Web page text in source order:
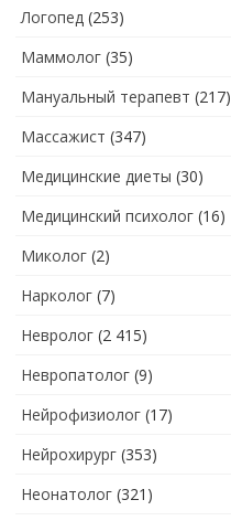
Логопед (253)
Маммолог (35)
Мануальный терапевт (217)
Массажист (347)
Медицинские диеты (30)
Медицинский психолог (16)
Миколог (2)
Нарколог (7)
Невролог (2 415)
Невропатолог (9)
Нейрофизиолог (17)
Нейрохирург (353)
Неонатолог (321)